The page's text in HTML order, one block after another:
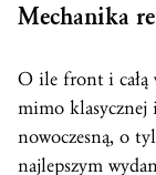
Mechanika
O ile front i całą
mimo klasycznej
nowoczesną, o
najlepszym